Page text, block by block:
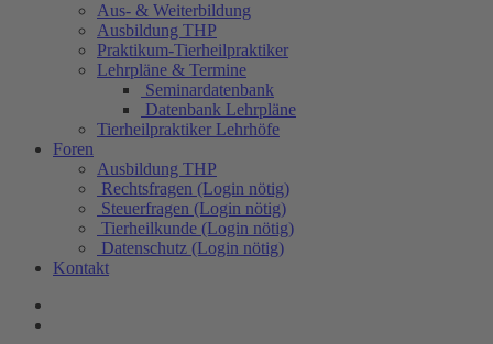
Aus- & Weiterbildung
Ausbildung THP
Praktikum-Tierheilpraktiker
Lehrpläne & Termine
Seminardatenbank
Datenbank Lehrpläne
Tierheilpraktiker Lehrhöfe
Foren
Ausbildung THP
Rechtsfragen (Login nötig)
Steuerfragen (Login nötig)
Tierheilkunde (Login nötig)
Datenschutz (Login nötig)
Kontakt